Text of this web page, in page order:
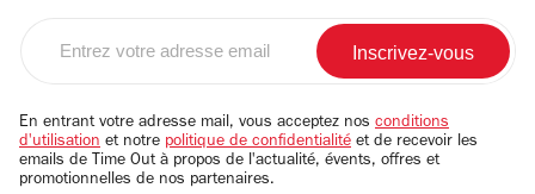
email
En entrant votre adresse mail, vous acceptez nos conditions
d'utilisation et notre politique de confidentialité et de recevoir les
emails de Time Out à propos de l'actualité, évents, offres et
promotionnelles de nos partenaires.